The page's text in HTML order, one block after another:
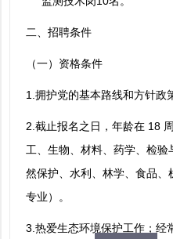
二、招聘条件
（一）资格条件
1.拥护党的基本路线和方针政
2.截止报名之日，年龄在 18
工、生物、材料、药学、检
然保护、水利、林学、食品
专业）。
3.热爱生态环境保护工作；经